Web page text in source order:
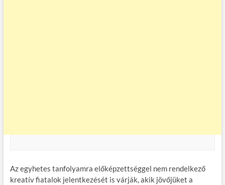
Az egyhetes tanfolyamra előképzettséggel nem rendelkező
kreatív fiatalok jelentkezését is várják, akik jövőjüket a